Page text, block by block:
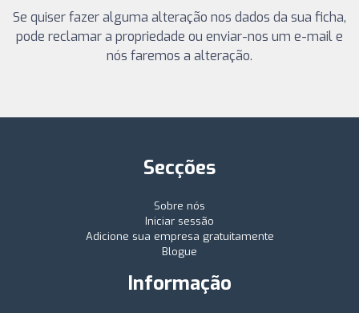
Se quiser fazer alguma alteração nos dados da sua ficha,
pode reclamar a propriedade ou enviar-nos um e-mail e
nós faremos a alteração.
Secções
Sobre nós
Iniciar sessão
Adicione sua empresa gratuitamente
Blogue
Informação